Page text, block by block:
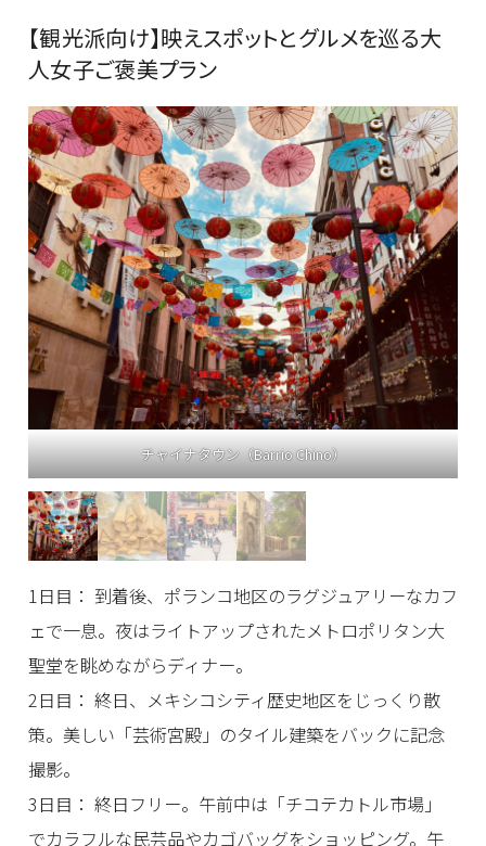
【観光派向け】映えスポットとグルメを巡る大
人女子ご褒美プラン
メキシコ伝統料理「タマル」
1日目： 到着後、ポランコ地区のラグジュアリーなカフ
ェで一息。夜はライトアップされたメトロポリタン大
聖堂を眺めながらディナー。
2日目： 終日、メキシコシティ歴史地区をじっくり散
策。美しい「芸術宮殿」のタイル建築をバックに記念
撮影。
3日目： 終日フリー。午前中は「チコテカトル市場」
でカラフルな民芸品やカゴバッグをショッピング。午